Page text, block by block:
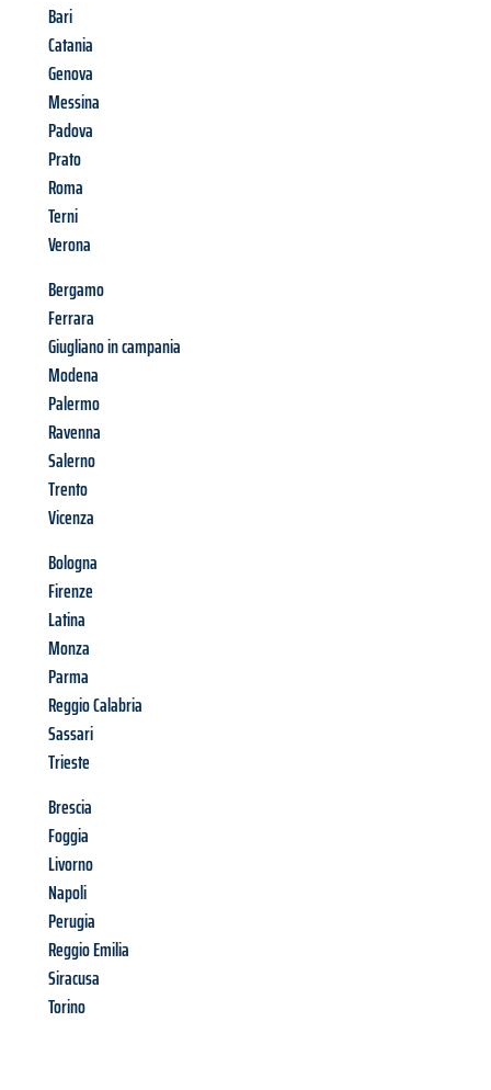
Bari
Catania
Genova
Messina
Padova
Prato
Roma
Terni
Verona
Bergamo
Ferrara
Giugliano in campania
Modena
Palermo
Ravenna
Salerno
Trento
Vicenza
Bologna
Firenze
Latina
Monza
Parma
Reggio Calabria
Sassari
Trieste
Brescia
Foggia
Livorno
Napoli
Perugia
Reggio Emilia
Siracusa
Torino